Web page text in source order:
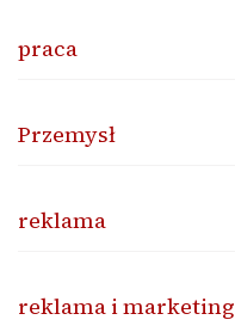
praca
Przemysł
reklama
reklama i marketing